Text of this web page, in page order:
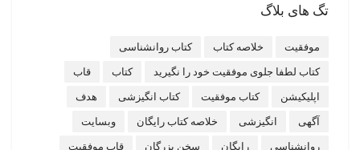
تگ های بلاگ
موفقیت خلاصه کتاب
کتاب روانشناسی
کتاب لطفا جلوی موفقیت خود را نگیرید
کتاب
قاب
اپلیکیشن
کتاب موفقیت کتاب انگیزشی
هدف
آگهی
انگیزشی خلاصه کتاب رایگان
وبسایت
روانشناسی
رایگان سخن بزرگان
قاب موفقیت